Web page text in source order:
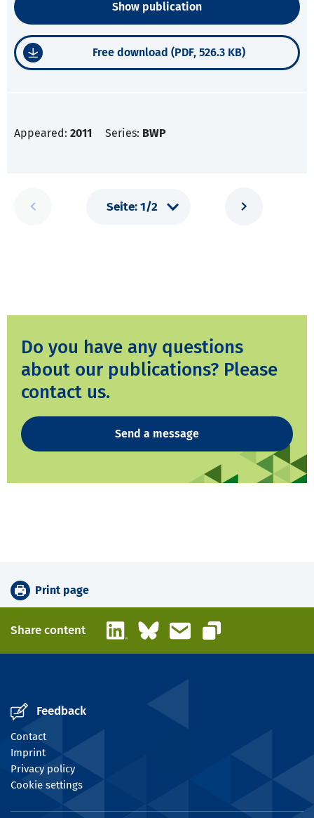
Show publication
Free download (PDF, 526.3 KB)
Appeared: 2011 Series: BWP
Do you have any questions
about our publications? Please
contact us.
Send a message
Print page
Share content LinkedInBlueskyEmail
Copy link
Feedback
Contact
Imprint
Privacy policy
Cookie settings